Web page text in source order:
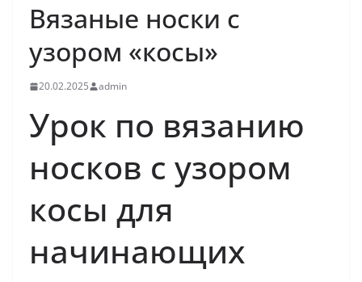
Вязаные носки с
узором «косы»
20.02.2025 admin
Урок по вязанию
носков с узором
косы для
начинающих